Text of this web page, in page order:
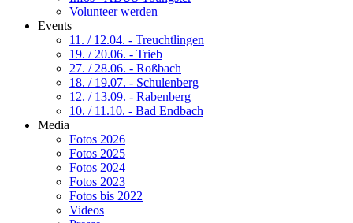
Volunteer werden
Events
11. / 12.04. - Treuchtlingen
19. / 20.06. - Trieb
27. / 28.06. - Roßbach
18. / 19.07. - Schulenberg
12. / 13.09. - Rabenberg
10. / 11.10. - Bad Endbach
Media
Fotos 2026
Fotos 2025
Fotos 2024
Fotos 2023
Fotos bis 2022
Videos